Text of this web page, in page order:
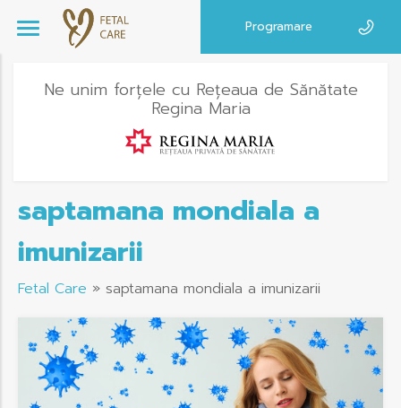
Programare
Ne unim forțele cu Rețeaua de Sănătate
Regina Maria
saptamana mondiala a
imunizarii
Fetal Care » saptamana mondiala a imunizarii